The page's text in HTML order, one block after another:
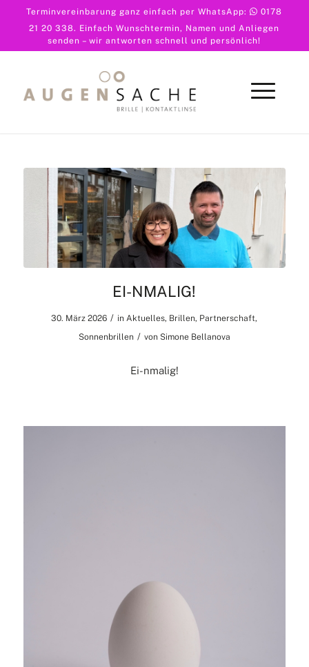
Terminvereinbarung ganz einfach per WhatsApp:
0178
21 20 338. Einfach Wunschtermin, Namen und Anliegen
senden – wir antworten schnell und persönlich!
EI-NMALIG!
30. März 2026 / inAktuelles, Brillen, Partnerschaft,
Sonnenbrillen / von Simone Bellanova
Ei-nmalig!